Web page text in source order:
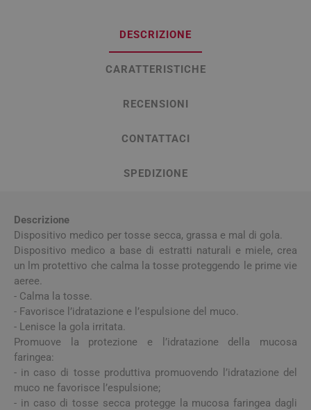
DESCRIZIONE
CARATTERISTICHE
RECENSIONI
CONTATTACI
SPEDIZIONE
Descrizione
Dispositivo medico per tosse secca, grassa e mal di gola.
Dispositivo medico a base di estratti naturali e miele, crea
un lm protettivo che calma la tosse proteggendo le prime vie
aeree.
- Calma la tosse.
- Favorisce l’idratazione e l’espulsione del muco.
- Lenisce la gola irritata.
Promuove la protezione e l’idratazione della mucosa
faringea:
- in caso di tosse produttiva promuovendo l’idratazione del
muco ne favorisce l’espulsione;
- in caso di tosse secca protegge la mucosa faringea dagli